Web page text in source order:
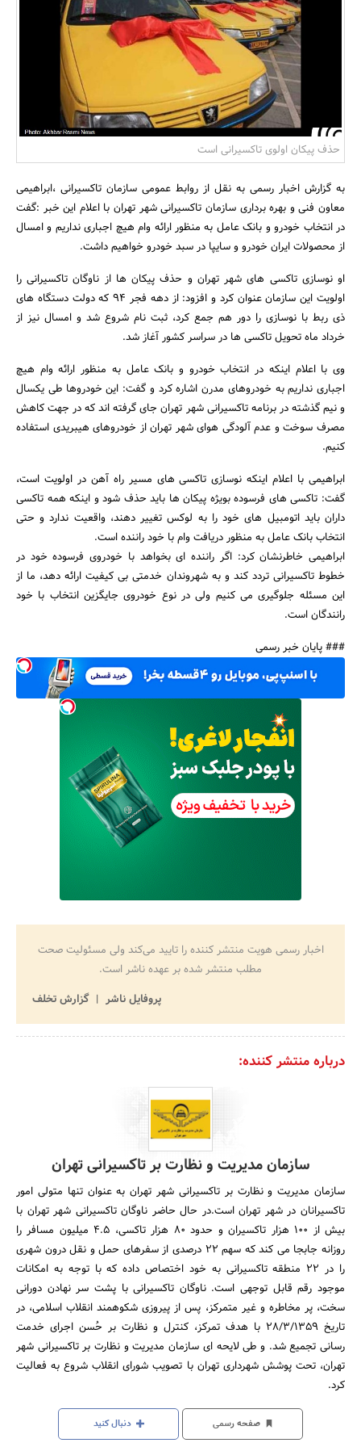
بانک، بیمه و سرمایه
مسکن و ساختمان
جستجو
حذف پیکان اولوی تاکسیرانی است
به گزارش اخبار رسمی به نقل از روابط عمومی سازمان تاکسیرانی ،ابراهیمی
معاون فنی و بهره برداری سازمان تاکسیرانی شهر تهران با اعلام این خبر :گفت
در انتخاب خودرو و بانک عامل به منظور ارائه وام هیچ اجباری نداریم و امسال
از محصولات ایران خودرو و سایپا در سبد خودرو خواهیم داشت.
او نوسازی تاکسی های شهر تهران و حذف پیکان ها از ناوگان تاکسیرانی را
اولویت این سازمان عنوان کرد و افزود: از دهه فجر 94 که دولت دستگاه های
ذی ربط با نوسازی را دور هم جمع کرد، ثبت نام شروع شد و امسال نیز از
خرداد ماه تحویل تاکسی ها در سراسر کشور آغاز شد.
وی با اعلام اینکه در انتخاب خودرو و بانک عامل به منظور ارائه وام هیچ
اجباری نداریم به خودروهای مدرن اشاره کرد و گفت: این خودروها طی یکسال
و نیم گذشته در برنامه تاکسیرانی شهر تهران جای گرفته اند که در جهت کاهش
مصرف سوخت و عدم آلودگی هوای شهر تهران از خودروهای هیبریدی استفاده
کنیم.
ابراهیمی با اعلام اینکه نوسازی تاکسی های مسیر راه آهن در اولویت است،
گفت: تاکسی های فرسوده بویژه پیکان ها باید حذف شود و اینکه همه تاکسی
داران باید اتومبیل های خود را به لوکس تغییر دهند، واقعیت ندارد و حتی
انتخاب بانک عامل به منظور دریافت وام با خود راننده است.
ابراهیمی خاطرنشان کرد: اگر راننده ای بخواهد با خودروی فرسوده خود در
خطوط تاکسیرانی تردد کند و به شهروندان خدمتی بی کیفیت ارائه دهد، ما از
این مسئله جلوگیری می کنیم ولی در نوع خودروی جایگزین انتخاب با خود
رانندگان است.
### پایان خبر رسمی
اخبار رسمی هویت منتشر کننده را تایید می‌کند ولی مسئولیت صحت
مطلب منتشر شده بر عهده ناشر است.
پروفایل ناشر
گزارش تخلف
درباره منتشر کننده:
سازمان مدیریت و نظارت بر تاکسیرانی تهران
سازمان مدیریت و نظارت بر تاکسیرانی شهر تهران به عنوان تنها متولی امور
تاکسیرانان در شهر تهران است.در حال حاضر ناوگان تاکسیرانی شهر تهران با
بیش از 100 هزار تاکسیران و حدود 80 هزار تاکسی، 4.5 میلیون مسافر را
روزانه جابجا می کند که سهم 22 درصدی از سفرهای حمل و نقل درون شهری
را در 22 منطقه تاکسیرانی به خود اختصاص داده که با توجه به امکانات
موجود رقم قابل توجهی است. ناوگان تاکسیرانی با پشت سر نهادن دورانی
سخت، پر مخاطره و غیر متمرکز، پس از پیروزی شکوهمند انقلاب اسلامی، در
تاریخ 28/3/1359 با هدف تمرکز، کنترل و نظارت بر حُسن اجرای خدمت
رسانی تجمیع شد. و طی لایحه ای سازمان مدیریت و نظارت بر تاکسیرانی شهر
تهران، تحت پوشش شهرداری تهران با تصویب شورای انقلاب شروع به فعالیت
کرد.
صفحه رسمی دنبال کنید